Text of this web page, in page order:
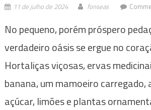
11 de julho de 2024 fonseas
No pequeno, porém próspero
verdadeiro oásis se ergue no
Hortaliças viçosas, ervas
banana, um mamoeiro carregado,
açúcar, limões e plantas